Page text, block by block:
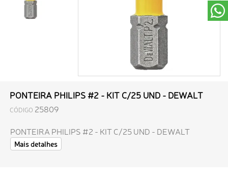
PONTEIRA PHILIPS #2 - KIT C/25 UND - DEWALT
CÓDIGO 25809
PONTEIRA PHILIPS #2 - KIT C/25 UND - DEWALT
Mais detalhes